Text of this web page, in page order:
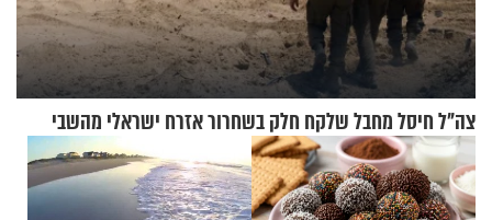
צה"ל חיסל מחבל שלקח חלק בשחרור אזרח ישראלי מהשבי